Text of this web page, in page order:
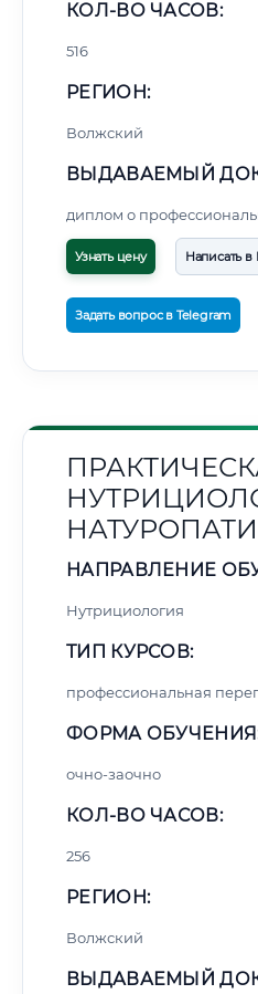
КОЛ-ВО ЧАСОВ:
516
РЕГИОН:
Волжский
ВЫДАВАЕМЫЙ
диплом о
Узнать цену Написать в
Задать вопрос в Telegram
НАПРАВЛЕНИЕ
Нутрициология
ТИП КУРСОВ:
профессиональная
ФОРМА
очно-заочно
КОЛ-ВО ЧАСОВ:
256
РЕГИОН:
Волжский
ВЫДАВАЕМЫЙ